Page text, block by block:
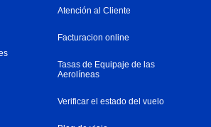
Atención al Cliente
Facturacion online
Tasas de Equipaje de las
Aerolíneas
Verificar el estado del vuelo